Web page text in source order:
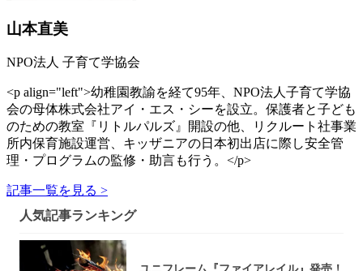
山本直美
NPO法人 子育て学協会
<p align="left">幼稚園教諭を経て95年、NPO法人子育て学協
会の母体株式会社アイ・エス・シーを設立。保護者と子ども
のための教室『リトルパルズ』開設の他、リクルート社事業
所内保育施設運営、キッザニアの日本初出店に際し安全管
理・プログラムの監修・助言も行う。</p>
記事一覧を見る >
人気記事ランキング